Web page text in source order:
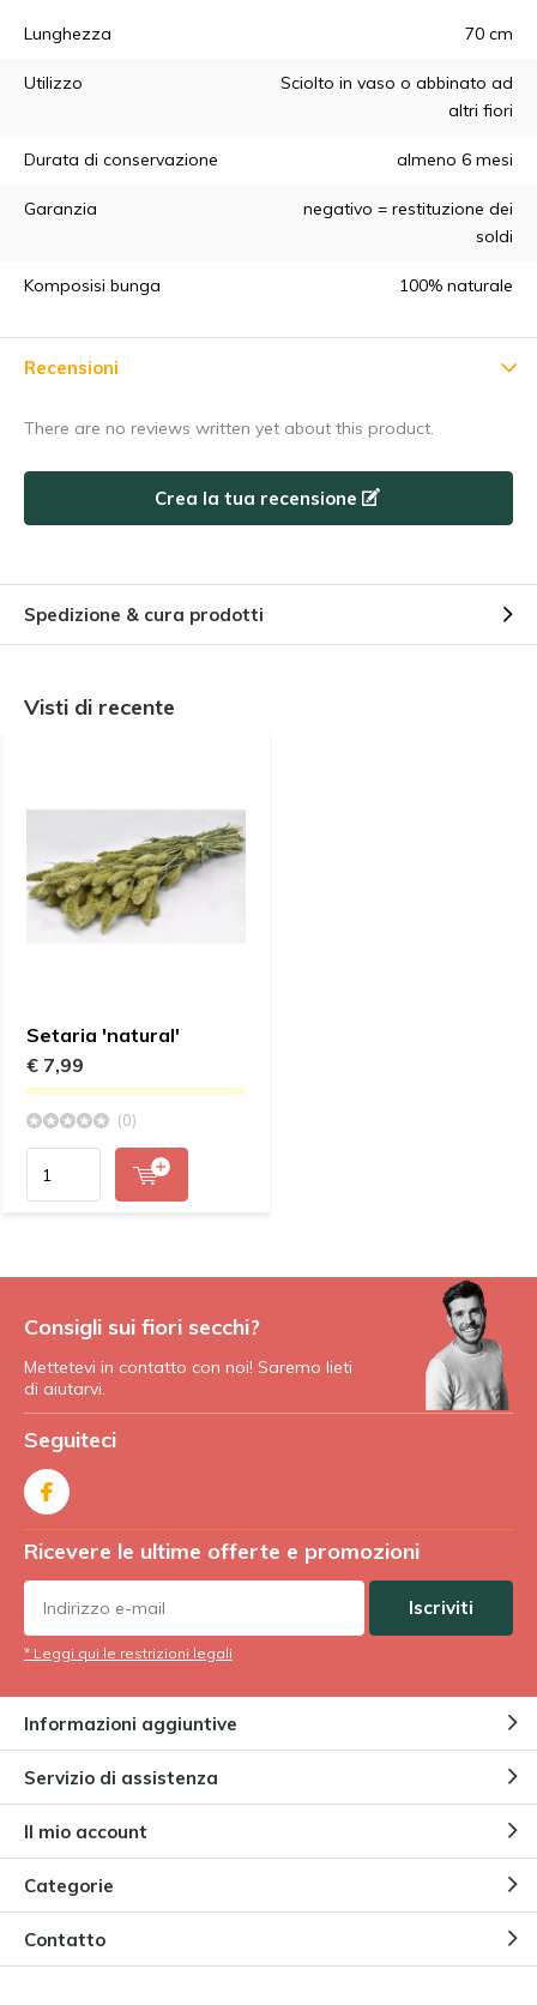
Lunghezza 70 cm
Utilizzo
Sciolto in vaso o abbinato ad
altri fiori
Durata di conservazione almeno 6 mesi
Garanzia
negativo = restituzione dei
soldi
Komposisi bunga 100% naturale
Recensioni
There are no reviews written yet about this product.
Crea la tua recensione
Spedizione & cura prodotti
Visti di recente
Setaria 'natural'
€ 7,99
(0)
Consigli sui fiori secchi?
Mettetevi in contatto con noi! Saremo lieti
di aiutarvi.
Seguiteci
Ricevere le ultime offerte e promozioni
Iscriviti
* Leggi qui le restrizioni legali
Informazioni aggiuntive
Servizio di assistenza
Il mio account
Categorie
Contatto